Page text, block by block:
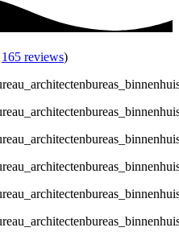
165 reviews)